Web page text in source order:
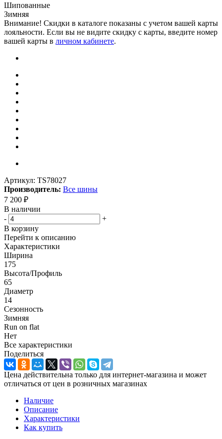
Шипованные
Зимняя
Внимание! Скидки в каталоге показаны с учетом вашей карты
лояльности. Если вы не видите скидку с карты, введите номер
вашей карты в личном кабинете.
Артикул: TS78027
Производитель: Все шины
7 200 ₽
В наличии
-
+
В корзину
Перейти к описанию
Характеристики
Ширина
175
Высота/Профиль
65
Диаметр
14
Сезонность
Зимняя
Run on flat
Нет
Все характеристики
Поделиться
Цена действительна только для интернет-магазина и может
отличаться от цен в розничных магазинах
Наличие
Описание
Характеристики
Как купить